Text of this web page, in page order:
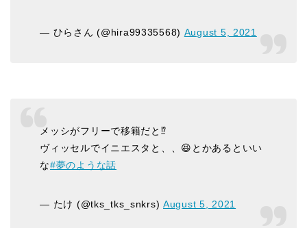
— ひらさん (@hira99335568) August 5, 2021
メッシがフリーで移籍だと⁉︎
ヴィッセルでイニエスタと、、😆とかあるといい
な#夢のような話
— たけ (@tks_tks_snkrs)August 5, 2021